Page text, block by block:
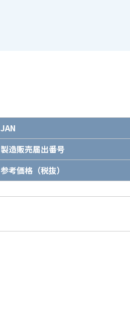
JAN
製造販売届出番号
参考価格（税抜）